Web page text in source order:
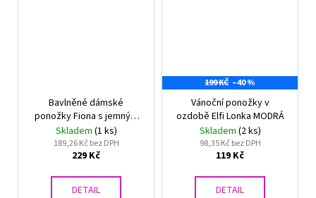
Bavlněné dámské
ponožky Fiona s jemným
svěrem 3 páry
Skladem (1 ks)
189,26 Kč bez DPH
229 Kč
DETAIL
199 KČ –40 %
Vánoční ponožky v
ozdobě Elfi Lonka MODRÁ
Skladem (2 ks)
98,35 Kč bez DPH
119 Kč
DETAIL